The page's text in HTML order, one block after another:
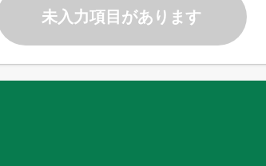
未入力項目があります